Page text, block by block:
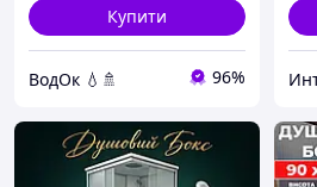
Купити
ВодОк 💧🚿 96%